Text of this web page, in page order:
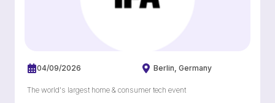
04/09/2026 Berlin Germany
The world's largest home & consumer tech event